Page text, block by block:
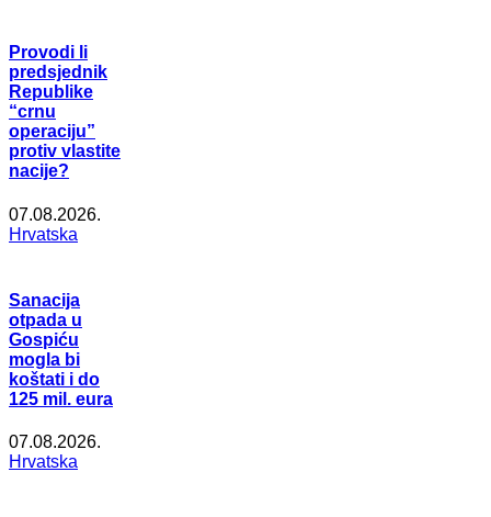
Provodi li
predsjednik
Republike
“crnu
operaciju”
protiv vlastite
nacije?
07.08.2026.
Hrvatska
Sanacija
otpada u
Gospiću
mogla bi
koštati i do
125 mil. eura
07.08.2026.
Hrvatska